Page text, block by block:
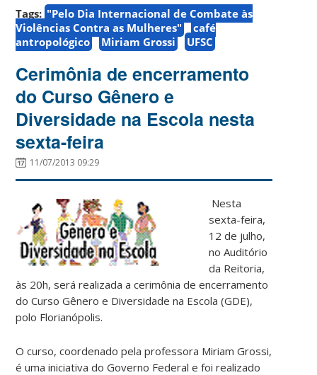
Tags: "Pelo Dia Internacional de Combate às
Violências Contra as Mulheres"
café
antropológico
Miriam Grossi UFSC
Cerimônia de encerramento
do Curso Gênero e
Diversidade na Escola nesta
sexta-feira
11/07/2013 09:29
Nesta
sexta-feira,
12 de julho,
no Auditório
da Reitoria,
às 20h, será realizada a cerimônia de encerramento
do Curso Gênero e Diversidade na Escola (GDE),
polo Florianópolis.
O curso, coordenado pela professora Miriam Grossi,
é uma iniciativa do Governo Federal e foi realizado